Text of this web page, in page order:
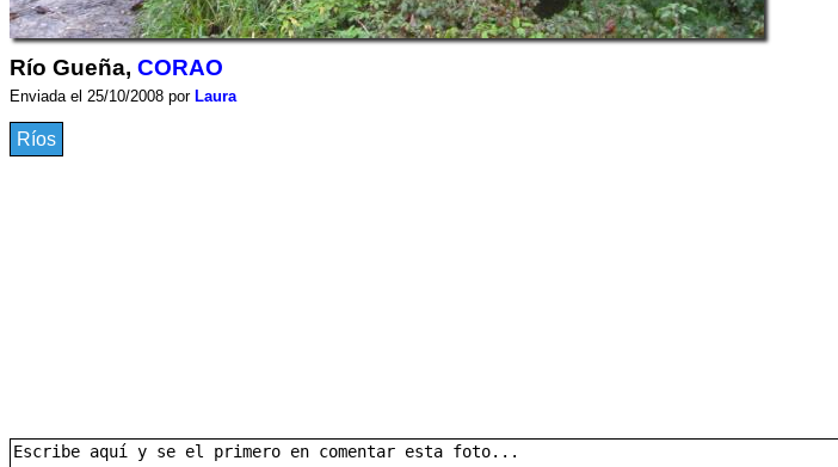
Río Gueña, CORAO
Enviada el 25/10/2008 por Laura
Ríos